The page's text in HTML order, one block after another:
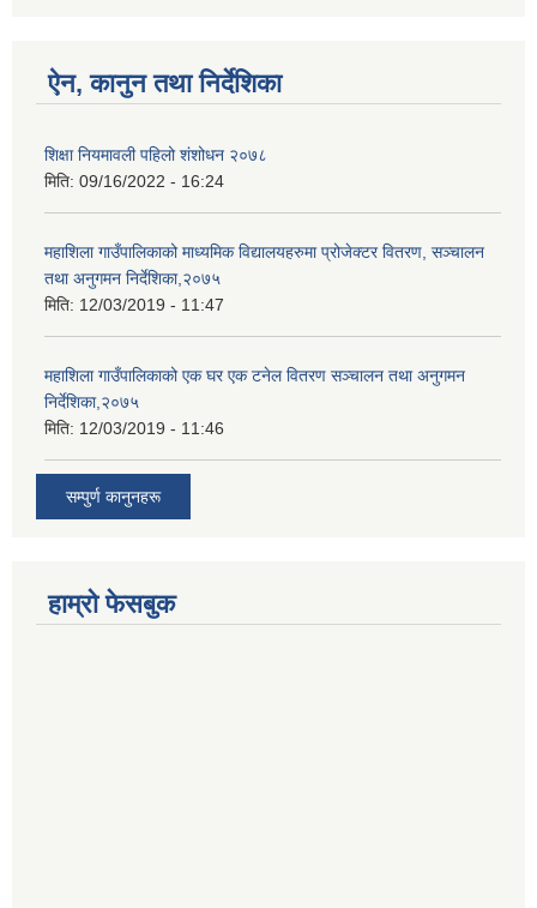
ऐन, कानुन तथा निर्देशिका
शिक्षा नियमावली पहिलो शंशोधन २०७८
मिति: 09/16/2022 - 16:24
महाशिला गाउँपालिकाको माध्यमिक विद्यालयहरुमा प्रोजेक्टर वितरण, सञ्चालन
तथा अनुगमन निर्देशिका,२०७५
मिति: 12/03/2019 - 11:47
महाशिला गाउँपालिकाको एक घर एक टनेल वितरण सञ्चालन तथा अनुगमन
निर्देशिका,२०७५
मिति: 12/03/2019 - 11:46
सम्पुर्ण कानुनहरू
हाम्रो फेसबुक